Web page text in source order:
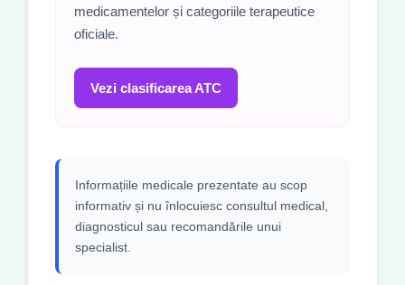
medicamentelor și categoriile terapeutice
oficiale.
Vezi clasificarea ATC
Informațiile medicale prezentate au scop
informativ și nu înlocuiesc consultul medical,
diagnosticul sau recomandările unui
specialist.